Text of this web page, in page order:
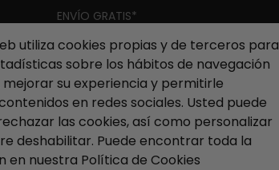
ENVÍO GRATIS*
Niño Nueva colección Outlet Marcas
utiliza cookies propias y de terceros para
sobre los hábitos de navegación
mejorar su experiencia y permitirle
en redes sociales. Usted puede
las cookies, así como personalizar
deshabilitar. Puede encontrar toda la
en nuestra Política de Cookies